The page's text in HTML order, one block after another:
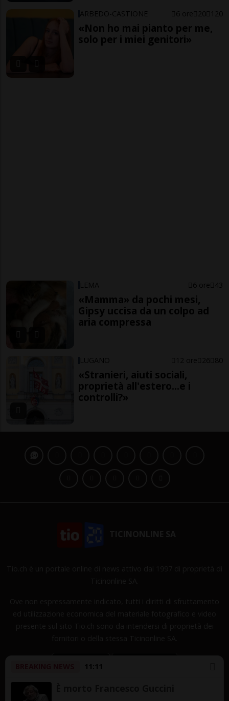
11:11
ARBEDO-CASTIONE 6 ore 20 120
«Non ho mai pianto per me,
solo per i miei genitori»
LEMA 6 ore 43
«Mamma» da pochi mesi,
Gipsy uccisa da un colpo ad
aria compressa
LUGANO 12 ore 26 80
«Stranieri, aiuti sociali,
proprietà all'estero...e i
controlli?»